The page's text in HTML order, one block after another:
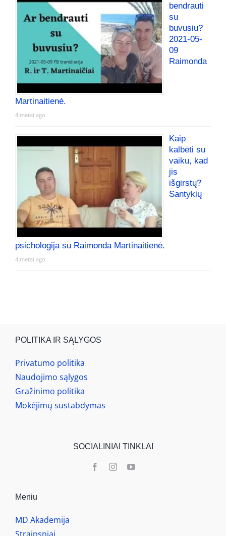
bendrauti
su
buvusiu?
2021-05-
09
Raimonda
Martinaitienė.
4 metai ago
Kaip
kalbėti su
vaiku, kad
jis
išgirstų?
Santykių
psichologija su Raimonda Martinaitienė.
4 metai ago
POLITIKA IR SĄLYGOS
Privatumo politika
Naudojimo sąlygos
Gražinimo politika
Mokėjimų sustabdymas
SOCIALINIAI TINKLAI
Meniu
MD Akademija